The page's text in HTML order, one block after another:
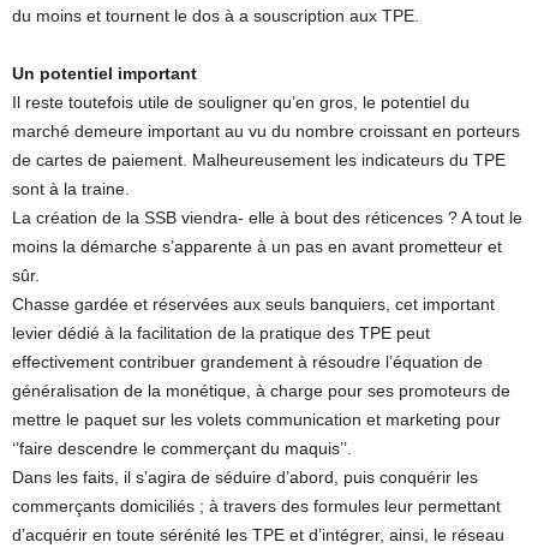
du moins et tournent le dos à a souscription aux TPE.
Un potentiel important
Il reste toutefois utile de souligner qu’en gros, le potentiel du
marché demeure important au vu du nombre croissant en porteurs
de cartes de paiement. Malheureusement les indicateurs du TPE
sont à la traine.
La création de la SSB viendra- elle à bout des réticences ? A tout le
moins la démarche s’apparente à un pas en avant prometteur et
sûr.
Chasse gardée et réservées aux seuls banquiers, cet important
levier dédié à la facilitation de la pratique des TPE peut
effectivement contribuer grandement à résoudre l’équation de
généralisation de la monétique, à charge pour ses promoteurs de
mettre le paquet sur les volets communication et marketing pour
‘’faire descendre le commerçant du maquis’’.
Dans les faits, il s’agira de séduire d’abord, puis conquérir les
commerçants domiciliés ; à travers des formules leur permettant
d’acquérir en toute sérénité les TPE et d’intégrer, ainsi, le réseau